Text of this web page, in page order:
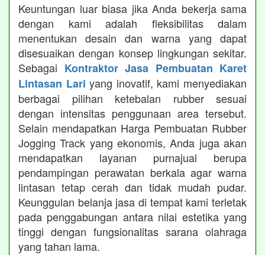
Keuntungan luar biasa jika Anda bekerja sama
dengan kami adalah fleksibilitas dalam
menentukan desain dan warna yang dapat
disesuaikan dengan konsep lingkungan sekitar.
Sebagai Kontraktor Jasa Pembuatan Karet
Lintasan Lari yang inovatif, kami menyediakan
berbagai pilihan ketebalan rubber sesuai
dengan intensitas penggunaan area tersebut.
Selain mendapatkan Harga Pembuatan Rubber
Jogging Track yang ekonomis, Anda juga akan
mendapatkan layanan purnajual berupa
pendampingan perawatan berkala agar warna
lintasan tetap cerah dan tidak mudah pudar.
Keunggulan belanja jasa di tempat kami terletak
pada penggabungan antara nilai estetika yang
tinggi dengan fungsionalitas sarana olahraga
yang tahan lama.